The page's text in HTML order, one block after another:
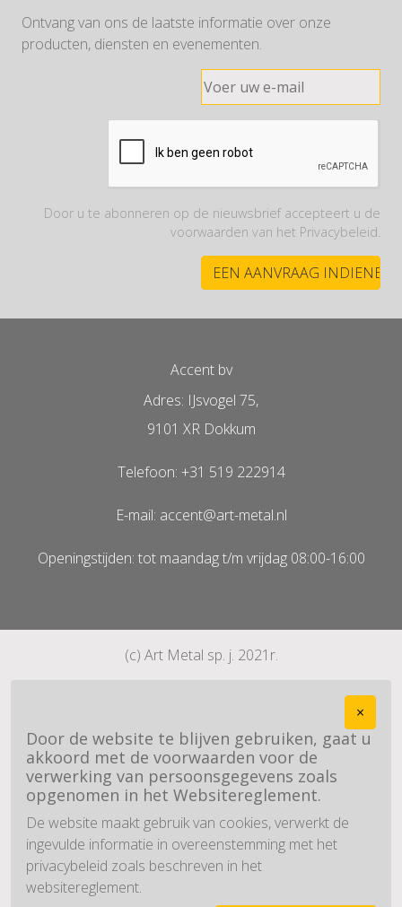
Ontvang van ons de laatste informatie over onze
producten, diensten en evenementen.
Door u te abonneren op de nieuwsbrief accepteert u de
voorwaarden van het Privacybeleid.
Accent bv
Adres: IJsvogel 75,
9101 XR Dokkum
Telefoon: +31 519 222914
E-mail: accent@art-metal.nl
Openingstijden: tot maandag t/m vrijdag 08:00-16:00
(c) Art Metal sp. j. 2021r.
×
Door de website te blijven gebruiken, gaat u
akkoord met de voorwaarden voor de
verwerking van persoonsgegevens zoals
opgenomen in het Websitereglement.
De website maakt gebruik van cookies, verwerkt de
ingevulde informatie in overeenstemming met het
privacybeleid zoals beschreven in het
websitereglement.